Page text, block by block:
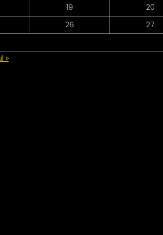
19 20
26 27
»